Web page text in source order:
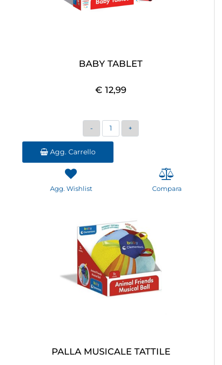
BABY TABLET
€ 12,99
Quantità
Agg. Carrello
Agg. Wishlist Compara
PALLA MUSICALE TATTILE